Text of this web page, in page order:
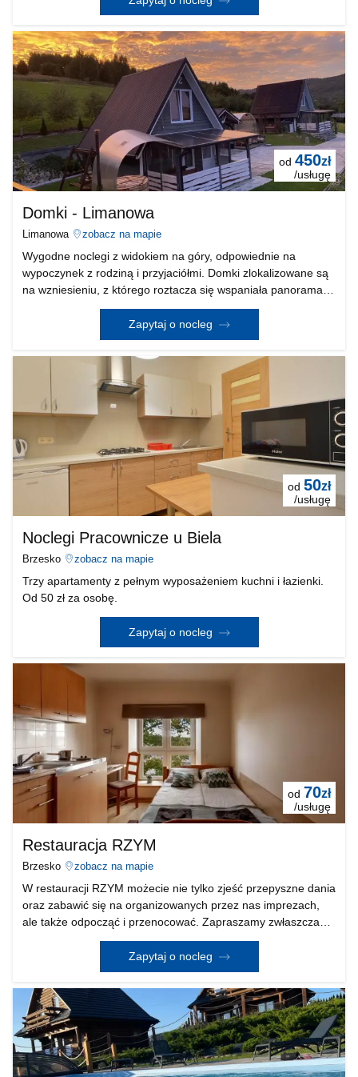
od 450zł
/usługę
Domki - Limanowa
Limanowa zobacz na mapie
Wygodne noclegi z widokiem na góry, odpowiednie na
wypoczynek z rodziną i przyjaciółmi. Domki zlokalizowane są
na wzniesieniu, z którego roztacza się wspaniała panorama
Beskidu Wyspowego. Otoczenie pól i lasów, zapewnia nam
spokój oraz poczucie prywatności. Młynne to z
Zapytaj o nocleg
od 50zł
/usługę
Noclegi Pracownicze u Biela
Brzesko zobacz na mapie
Trzy apartamenty z pełnym wyposażeniem kuchni i łazienki.
Od 50 zł za osobę.
Zapytaj o nocleg
od 70zł
/usługę
Restauracja RZYM
Brzesko zobacz na mapie
W restauracji RZYM możecie nie tylko zjeść przepyszne dania
oraz zabawić się na organizowanych przez nas imprezach,
ale także odpocząć i przenocować. Zapraszamy zwłaszcza
kierowców znajdujących się w długiej trasie. Gościom
oferujemy dwa komfortowo wyposażone, eleganck
Zapytaj o nocleg